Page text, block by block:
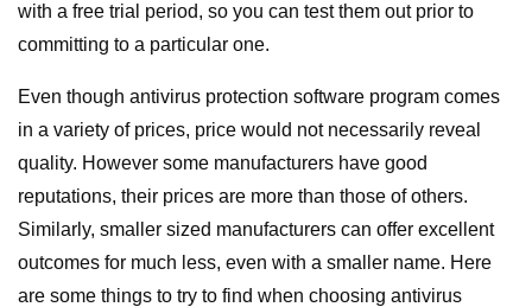
with a free trial period, so you can test them out prior to
committing to a particular one.
Even though antivirus protection software program comes
in a variety of prices, price would not necessarily reveal
quality. However some manufacturers have good
reputations, their prices are more than those of others.
Similarly, smaller sized manufacturers can offer excellent
outcomes for much less, even with a smaller name. Here
are some things to try to find when choosing antivirus